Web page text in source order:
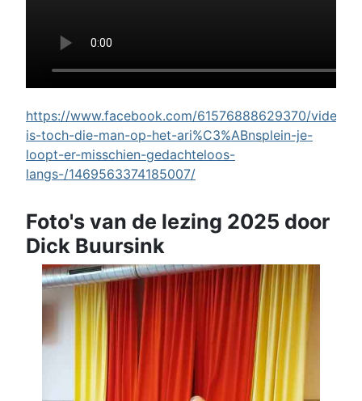
https://www.facebook.com/61576888629370/videos/
is-toch-die-man-op-het-ari%C3%ABnsplein-je-
loopt-er-misschien-gedachteloos-
langs-/1469563374185007/
Foto's van de lezing 2025 door
Dick Buursink